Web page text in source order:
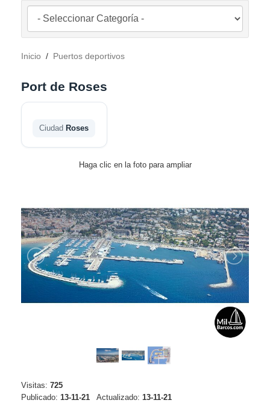
Inicio / Puertos deportivos
Port de Roses
Ciudad Roses
Haga clic en la foto para ampliar
Visitas: 725
Publicado: 13-11-21 Actualizado: 13-11-21